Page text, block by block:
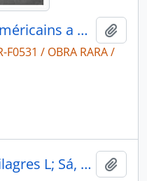
Cabinet D'Antiquités Américains a Copenhague.rapport Ethonographique
F0531 / OBRA RARA /
Cerqueira, Maria do Milagres L; Sá, Aderbal B.G. As comunidades indígenas de Pernambuco [CLIO: Revista do Curso de Mestrado em História]